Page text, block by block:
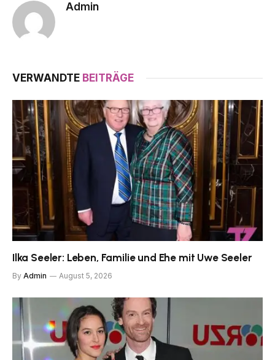
Admin
VERWANDTE BEITRÄGE
Ilka Seeler: Leben, Familie und Ehe mit Uwe Seeler
By Admin August 5, 2026